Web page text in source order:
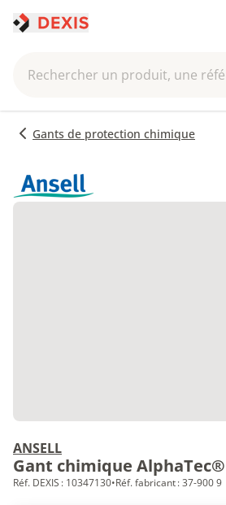
Rechercher un produit, une
Gants de protection chimique
ANSELL
Gant chimique AlphaTec®
Réf. DEXIS : 10347130•Réf. fabricant : 37-900 9